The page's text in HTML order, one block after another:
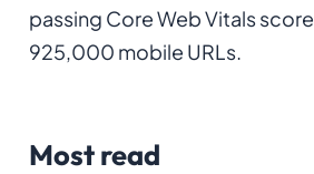
passing Core Web Vitals
925,000 mobile URLs.
Most read